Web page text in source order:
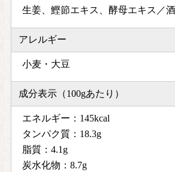
生姜、鰹節エキス、酵母エキス／
アレルギー
小麦・大豆
成分表示（100gあたり）
エネルギー：145kcal
タンパク質：18.3g
脂質：4.1g
炭水化物：8.7g